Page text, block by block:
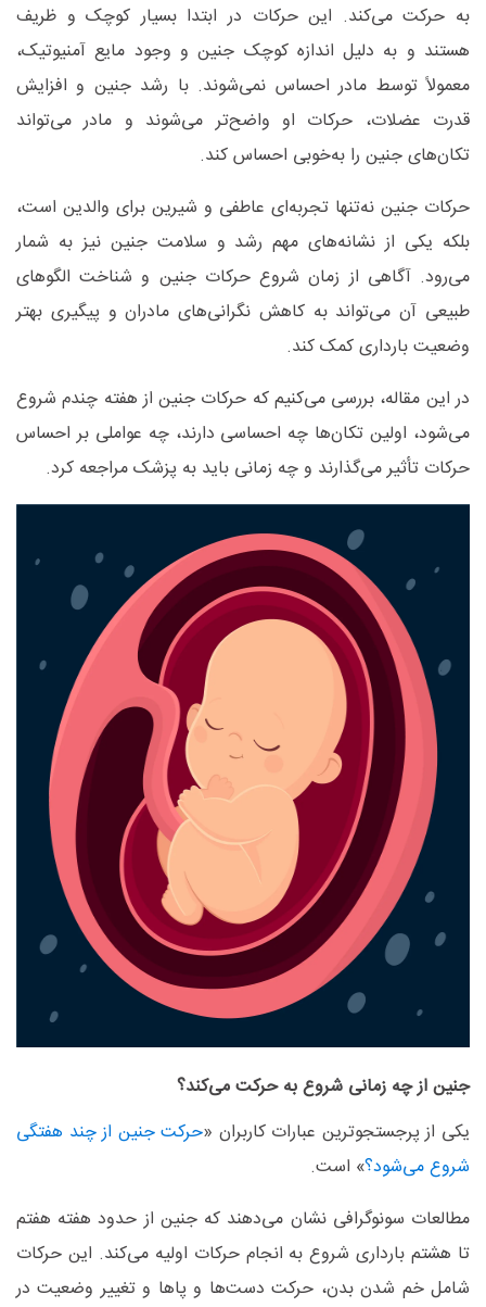
به حرکت می‌کند. این حرکات در ابتدا بسیار کوچک و ظریف
هستند و به دلیل اندازه کوچک جنین و وجود مایع آمنیوتیک،
معمولاً توسط مادر احساس نمی‌شوند. با رشد جنین و افزایش
قدرت عضلات، حرکات او واضح‌تر می‌شوند و مادر می‌تواند
تکان‌های جنین را به‌خوبی احساس کند.
حرکات جنین نه‌تنها تجربه‌ای عاطفی و شیرین برای والدین است،
بلکه یکی از نشانه‌های مهم رشد و سلامت جنین نیز به شمار
می‌رود. آگاهی از زمان شروع حرکات جنین و شناخت الگوهای
طبیعی آن می‌تواند به کاهش نگرانی‌های مادران و پیگیری بهتر
وضعیت بارداری کمک کند.
در این مقاله، بررسی می‌کنیم که حرکات جنین از هفته چندم شروع
می‌شود، اولین تکان‌ها چه احساسی دارند، چه عواملی بر احساس
حرکات تأثیر می‌گذارند و چه زمانی باید به پزشک مراجعه کرد.
جنین از چه زمانی شروع به حرکت می‌کند؟
یکی از پرجستجوترین عبارات کاربران «حرکت جنین از چند هفتگی
شروع می‌شود؟» است.
مطالعات سونوگرافی نشان می‌دهند که جنین از حدود هفته هفتم
تا هشتم بارداری شروع به انجام حرکات اولیه می‌کند. این حرکات
شامل خم شدن بدن، حرکت دست‌ها و پاها و تغییر وضعیت در